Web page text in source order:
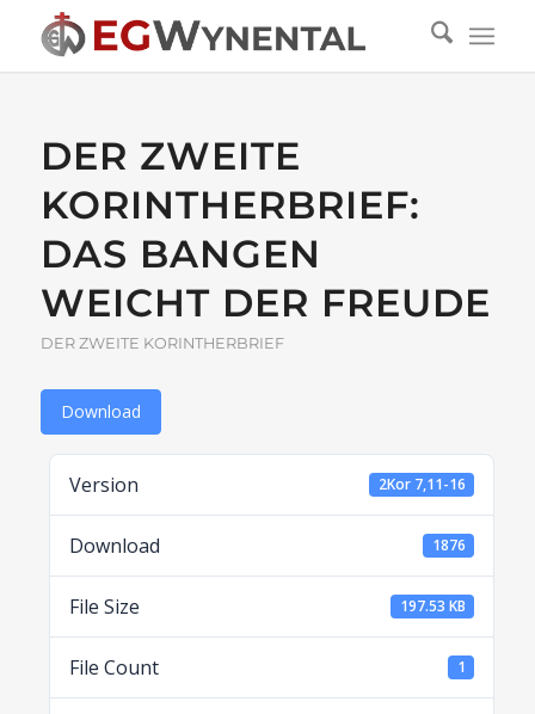
DER ZWEITE
KORINTHERBRIEF:
DAS BANGEN
WEICHT DER FREUDE
DER ZWEITE KORINTHERBRIEF
Download
Version 2Kor 7,11-16
Download 1876
File Size 197.53 KB
File Count 1